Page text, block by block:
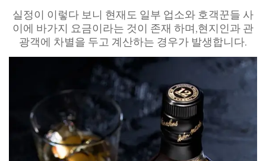
실정이 이렇다 보니 현재도 일부 업소와 호객꾼들 사
이에 바가지 요금이라는 것이 존재 하며,현지인과 관
광객에 차별을 두고 계산하는 경우가 발생합니다.